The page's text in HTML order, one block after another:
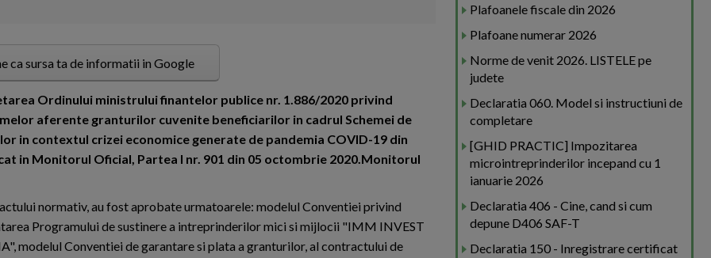
ca sursa ta de informatii in Google
Ordinului ministrului finantelor publice nr. 1.886/2020 privind
aferente granturilor cuvenite beneficiarilor in cadrul Schemei de
in contextul crizei economice generate de pandemia COVID-19 din
in Monitorul Oficial, Partea I nr. 901 din 05 octombrie 2020.Monitorul
normativ, au fost aprobate urmatoarele: modelul Conventiei privind
Programului de sustinere a intreprinderilor mici si mijlocii "IMM INVEST
modelul Conventiei de garantare si plata a granturilor, al contractului de
Plafoanele fiscale din 2026
Plafoane numerar 2026
Norme de venit 2026. LISTELE pe
judete
Declaratia 060. Model si instructiuni de
completare
[GHID PRACTIC] Impozitarea
microintreprinderilor incepand cu 1
ianuarie 2026
Declaratia 406 - Cine, cand si cum
depune D406 SAF-T
Declaratia 150 - Inregistrare certificat